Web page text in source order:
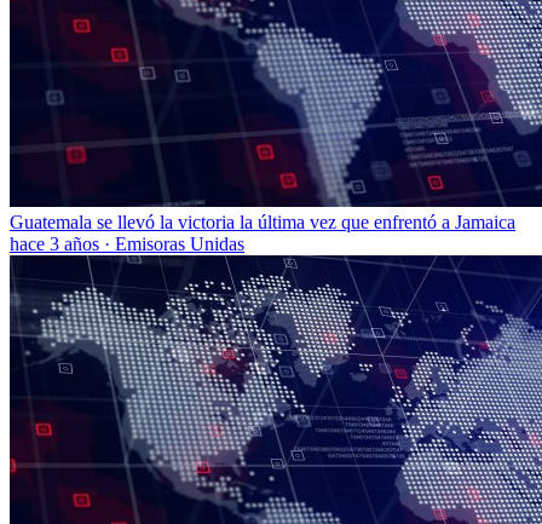
Guatemala se llevó la victoria la última vez que enfrentó a Jamaica
hace 3 años · Emisoras Unidas